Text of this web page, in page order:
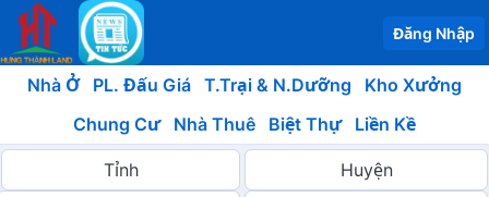
Đăng Nhập
Nhà Ở PL. Đấu Giá T.Trại & N.Dưỡng
Kho Xưởng
Chung Cư
Nhà Thuê Biệt Thự Liền Kề